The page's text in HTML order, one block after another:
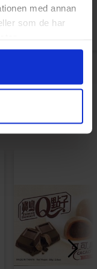
med annan
som de har